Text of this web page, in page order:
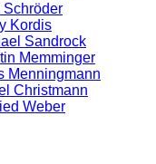
Schröder
Kordis
Sandrock
Memminger
Menningmann
Christmann
Weber